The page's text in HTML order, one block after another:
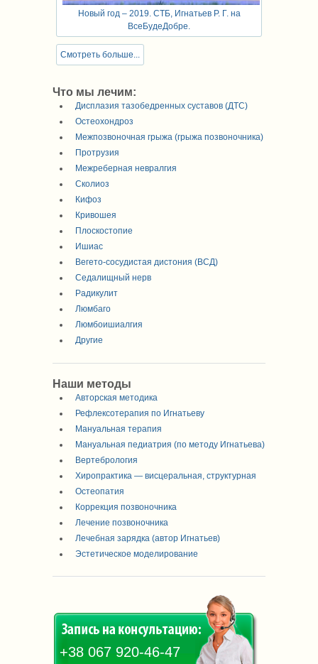
Новый год – 2019. СТБ, Игнатьев Р. Г. на
ВсеБудеДобре.
Смотреть больше...
Что мы лечим:
Дисплазия тазобедренных суставов (ДТС)
Остеохондроз
Межпозвоночная грыжа (грыжа позвоночника)
Протрузия
Межреберная невралгия
Сколиоз
Кифоз
Кривошея
Плоскостопие
Ишиас
Вегето-сосудистая дистония (ВСД)
Седалищный нерв
Радикулит
Люмбаго
Люмбоишиалгия
Другие
Наши методы
Авторская методика
Рефлексотерапия по Игнатьеву
Мануальная терапия
Мануальная педиатрия (по методу Игнатьева)
Вертебрология
Хиропрактика — висцеральная, структурная
Остеопатия
Коррекция позвоночника
Лечение позвоночника
Лечебная зарядка (автор Игнатьев)
Эстетическое моделирование
+38 067 920-46-47